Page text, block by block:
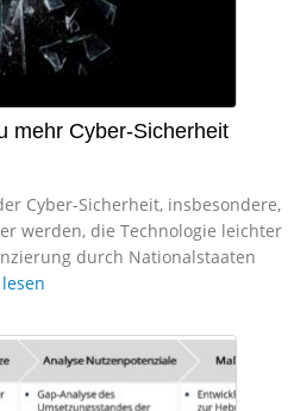
mehr Cyber-Sicherheit
Cyber-Sicherheit, insbesondere,
werden, die Technologie leichter
durch Nationalstaaten